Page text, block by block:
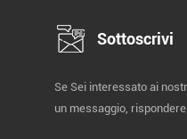
Sottoscrivi
Se Sei interessato ai
un messaggio,